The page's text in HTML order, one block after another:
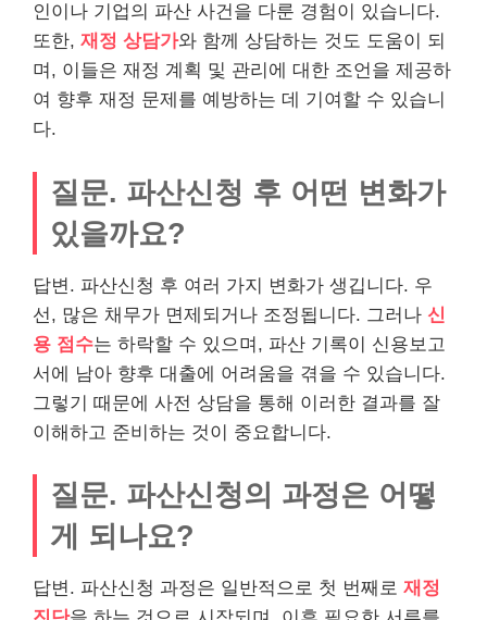
인이나 기업의 파산 사건을 다룬 경험이 있습니다.
또한, 재정 상담가와 함께 상담하는 것도 도움이 되
며, 이들은 재정 계획 및 관리에 대한 조언을 제공하
여 향후 재정 문제를 예방하는 데 기여할 수 있습니
다.
질문. 파산신청 후 어떤 변화가
있을까요?
답변. 파산신청 후 여러 가지 변화가 생깁니다. 우
선, 많은 채무가 면제되거나 조정됩니다. 그러나 신
용 점수는 하락할 수 있으며, 파산 기록이 신용보고
서에 남아 향후 대출에 어려움을 겪을 수 있습니다.
그렇기 때문에 사전 상담을 통해 이러한 결과를 잘
이해하고 준비하는 것이 중요합니다.
질문. 파산신청의 과정은 어떻
게 되나요?
답변. 파산신청 과정은 일반적으로 첫 번째로 재정